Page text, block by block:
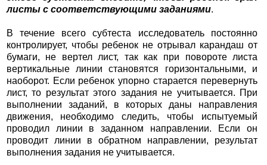
листы с соответствующими заданиями.
В течение всего субтеста исследователь постоянно
контролирует, чтобы ребенок не отрывал карандаш от
бумаги, не вертел лист, так как при повороте листа
вертикальные линии становятся горизонтальными, и
наоборот. Если ребенок упорно старается перевернуть
лист, то результат этого задания не учитывается. При
выполнении заданий, в которых даны направления
движения, необходимо следить, чтобы испытуемый
проводил линии в заданном направлении. Если он
проводит линии в обратном направлении, результат
выполнения задания не учитывается.